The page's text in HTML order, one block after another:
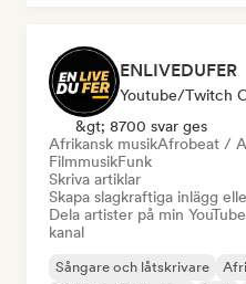
ENLIVEDUFER
&gt; 8700 svar ges
Afrikansk musikAfrobeat /
FilmmusikFunk
Skriva artiklar
Skapa slagkraftiga inlägg
Dela artister på min
kanal
Sångare och låtskrivare